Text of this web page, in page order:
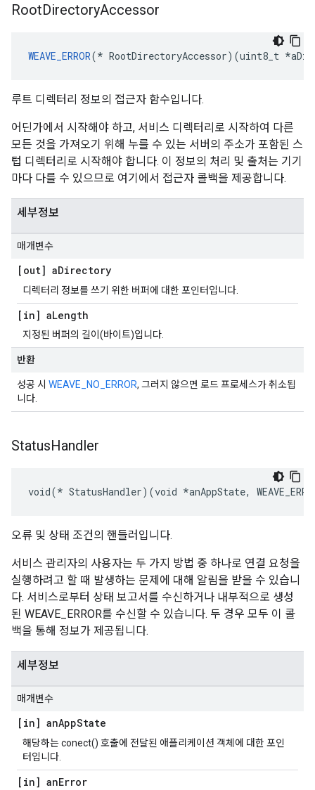
RootDirectoryAccessor
WEAVE_ERROR(* RootDirectoryAccessor)(uint8_t
루트 디렉터리 정보의 접근자 함수입니다.
어딘가에서 시작해야 하고, 서비스 디렉터리로 시작하여 다른
모든 것을 가져오기 위해 누를 수 있는 서버의 주소가 포함된 스
텁 디렉터리로 시작해야 합니다. 이 정보의 처리 및 출처는 기기
마다 다를 수 있으므로 여기에서 접근자 콜백을 제공합니다.
세부정보
매개변수
[out] aDirectory
디렉터리 정보를 쓰기 위한 버퍼에 대한 포인터입니다.
[in] aLength
지정된 버퍼의 길이(바이트)입니다.
반환
성공 시 WEAVE_NO_ERROR, 그러지 않으면 로드 프로세스가 취소됩
니다.
StatusHandler
void(* StatusHandler)(void *anAppState,
오류 및 상태 조건의 핸들러입니다.
서비스 관리자의 사용자는 두 가지 방법 중 하나로 연결 요청을
실행하려고 할 때 발생하는 문제에 대해 알림을 받을 수 있습니
다. 서비스로부터 상태 보고서를 수신하거나 내부적으로 생성
된 WEAVE_ERROR를 수신할 수 있습니다. 두 경우 모두 이 콜
백을 통해 정보가 제공됩니다.
세부정보
매개변수
[in] anAppState
해당하는 conect() 호출에 전달된 애플리케이션 객체에 대한 포인
터입니다.
[in] anError